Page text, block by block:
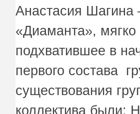
Анастасия Шагина
«Диаманта», мягко
подхватившее в
первого состава
существования
коллектива были: